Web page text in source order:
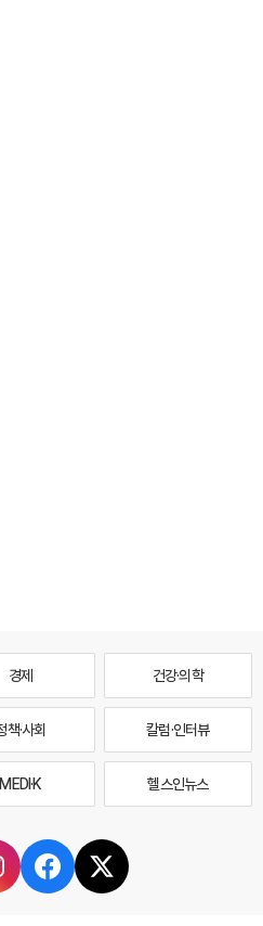
경제 건강·의학
책·사회 칼럼·인터뷰
MEDI·K 헬스인뉴스